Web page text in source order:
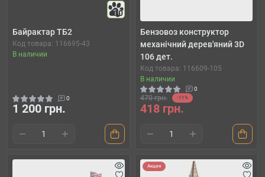
10
Байрактар ТБ2
Код товара: 116695-43
В наличии
0
1 200 грн.
Бензовоз конструктор
механічний дерев'яний 3D
106 дет.
Код товара: 116609-105
В наличии
0
470 грн. -11%
418 грн.
Акция